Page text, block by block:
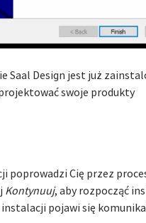
Saal Design jest już
swoje produkty
poprowadzi Cię przez
Kontynuuj, aby rozpocząć
instalacji pojawi się